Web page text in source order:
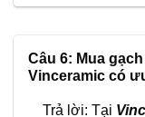
Câu 6: Mua
Vinceramic có
Trả lời: Tại